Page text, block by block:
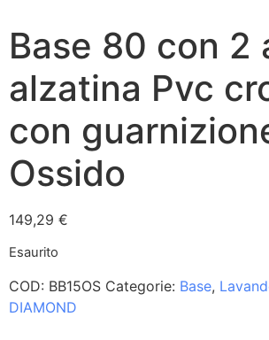
Base 80 con 2
alzatina Pvc
con
Ossido
149,29 €
Esaurito
COD: BB15OS Categorie: Base,
DIAMOND